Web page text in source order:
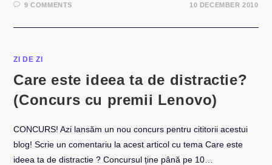
9 COMMENTS 10 DECEMBER 2010
ZI DE ZI
Care este ideea ta de distractie?
(Concurs cu premii Lenovo)
CONCURS! Azi lansăm un nou concurs pentru cititorii acestui
blog! Scrie un comentariu la acest articol cu tema Care este
ideea ta de distractie ? Concursul ține până pe 10…